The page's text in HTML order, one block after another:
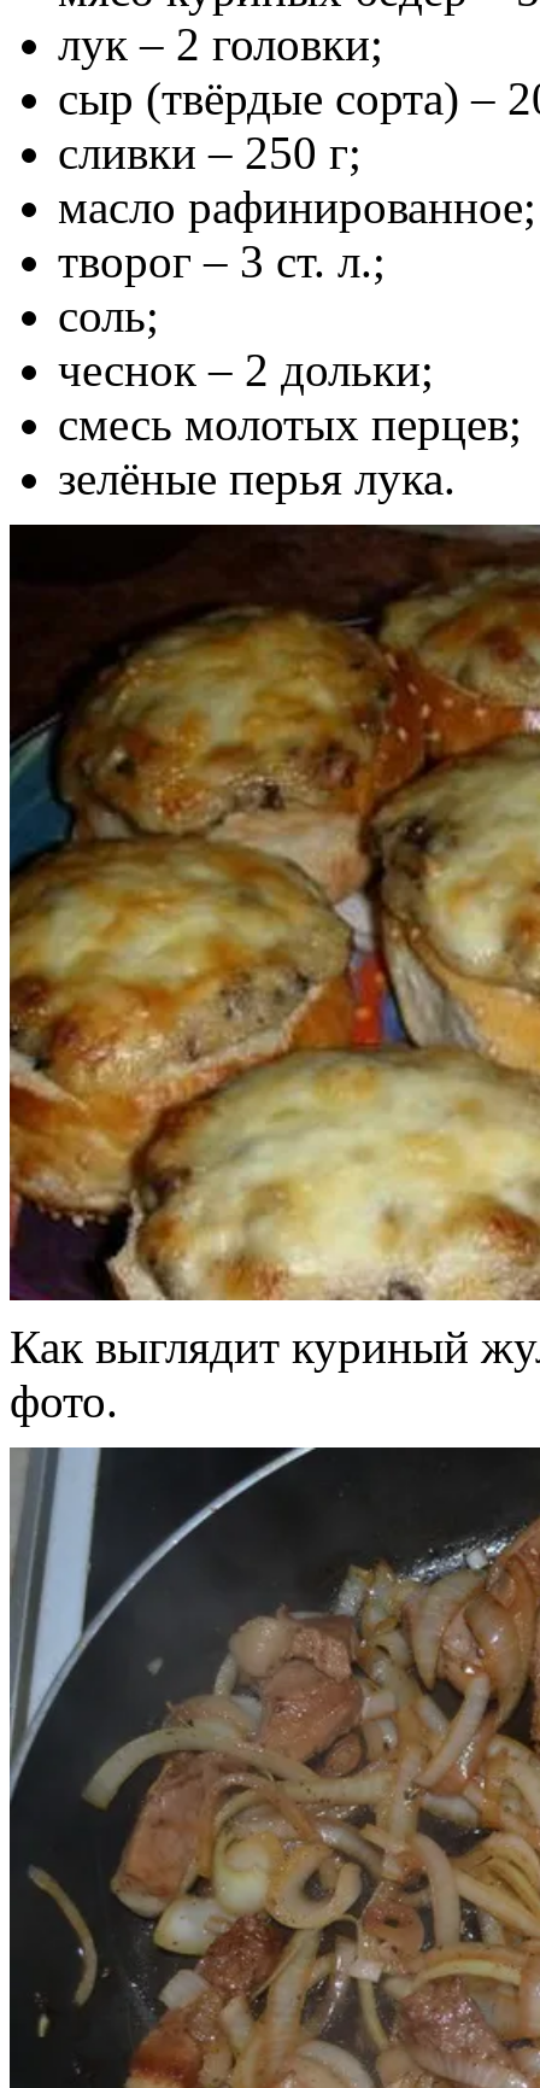
лук – 2 головки;
сыр (твёрдые сорта) –
сливки – 250 г;
масло рафинированное;
творог – 3 ст. л.;
соль;
чеснок – 2 дольки;
смесь молотых перцев;
зелёные перья лука.
Как выглядит куриный
фото.